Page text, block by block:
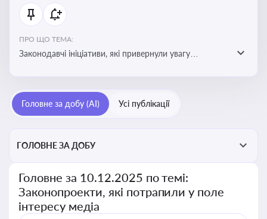
ПРО ЩО ТЕМА:
Законодавчі ініціативи, які привернули увагу
прийняття цих проектів пишуть в медіа. Які проекти
викликають найбільше критики
Головне за добу (AI) Усі публікації
ГОЛОВНЕ ЗА ДОБУ
Головне за 10.12.2025 по темі:
Законопроекти, які потрапили у поле
інтересу медіа